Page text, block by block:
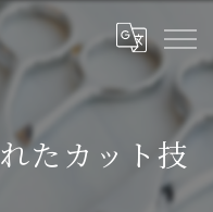
たカット技